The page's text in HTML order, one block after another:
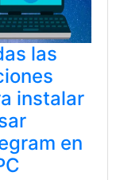
las
instalar
en